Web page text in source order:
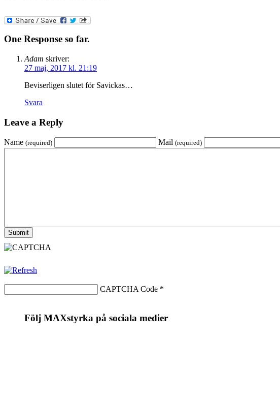
One Response so far.
Adam skriver:
27 maj, 2017 kl. 21:19
Beviserligen slutet för Savickas…
Svara
Leave a Reply
Name (required) Mail (required)
CAPTCHA Code *
Följ MAXstyrka på sociala medier